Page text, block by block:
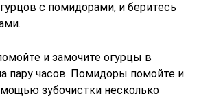
с помидорами, и беритесь
и замочите огурцы в
пару часов. Помидоры помойте и
зубочистки несколько